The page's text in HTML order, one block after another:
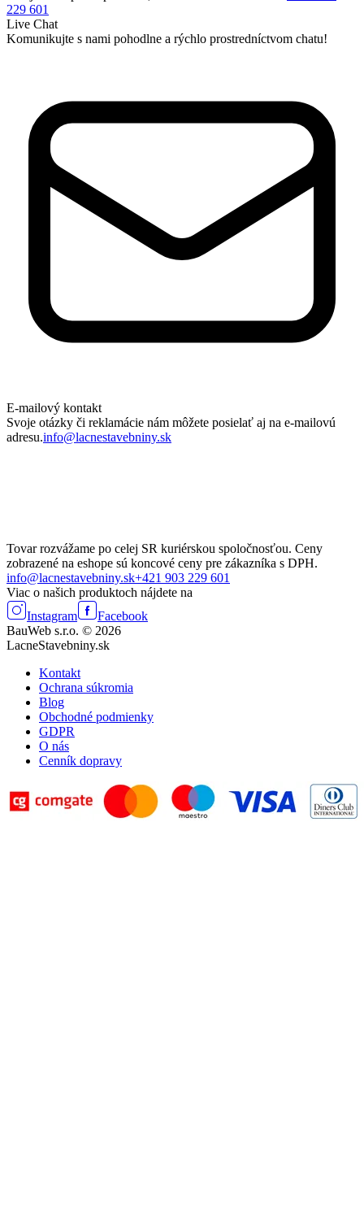
229 601
Live Chat
Komunikujte s nami pohodlne a rýchlo prostredníctvom chatu!
E-mailový kontakt
Svoje otázky či reklamácie nám môžete posielať aj na e-mailovú
adresu.info@lacnestavebniny.sk
Tovar rozvážame po celej SR kuriérskou spoločnosťou. Ceny
zobrazené na eshope sú koncové ceny pre zákazníka s DPH.
info@lacnestavebniny.sk+421 903 229 601
Viac o našich produktoch nájdete na
Instagram
Facebook
BauWeb s.r.o. © 2026
LacneStavebniny.sk
Kontakt
Ochrana súkromia
Blog
Obchodné podmienky
GDPR
O nás
Cenník dopravy